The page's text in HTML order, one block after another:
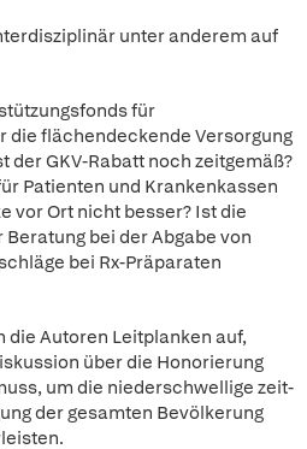
unter anderem auf
für
die flächendeckende Versorgung
der GKV-Rabatt noch zeitgemäß?
Patienten und Krankenkassen
vor Ort nicht besser? Ist die
bei der Abgabe von
bei Rx-Präparaten
Autoren Leitplanken auf,
über die Honorierung
um die niederschwellige zeit-
der gesamten Bevölkerung